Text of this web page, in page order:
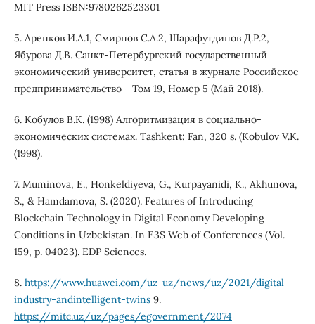
MIT Press ISBN:9780262523301
5. Аренков И.А.1, Смирнов С.А.2, Шарафутдинов Д.Р.2,
Ябурова Д.В. Санкт-Петербургский государственный
экономический университет, cтатья в журнале Российское
предпринимательство - Том 19, Номер 5 (Май 2018).
6. Кобулов В.К. (1998) Алгоритмизация в социально-
экономических системах. Tashkent: Fan, 320 s. (Kobulov V.K.
(1998).
7. Muminova, E., Honkeldiyeva, G., Kurpayanidi, K., Akhunova,
S., & Hamdamova, S. (2020). Features of Introducing
Blockchain Technology in Digital Economy Developing
Conditions in Uzbekistan. In E3S Web of Conferences (Vol.
159, p. 04023). EDP Sciences.
8. https://www.huawei.com/uz-uz/news/uz/2021/digital-
industry-andintelligent-twins9.
https://mitc.uz/uz/pages/egovernment/2074